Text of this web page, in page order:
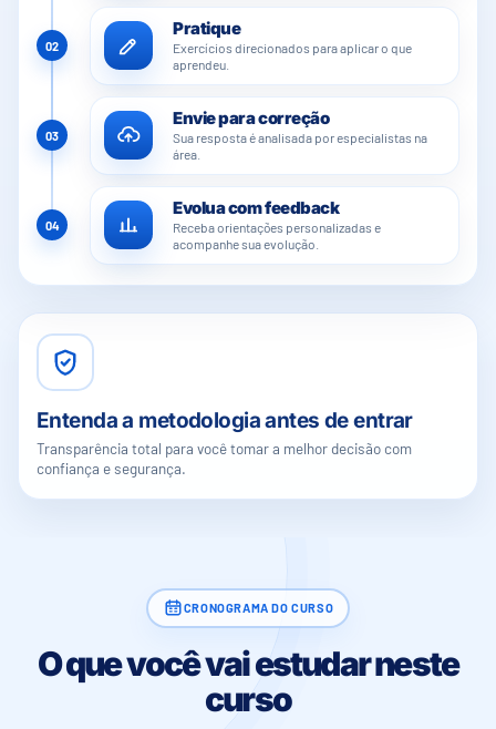
02
Pratique
Exercícios direcionados para aplicar o que
aprendeu.
03
Envie para correção
Sua resposta é analisada por especialistas na
área.
04
Evolua com feedback
Receba orientações personalizadas e
acompanhe sua evolução.
Entenda a metodologia antes de entrar
Transparência total para você tomar a melhor decisão com
confiança e segurança.
CRONOGRAMA DO CURSO
O que você vai estudar neste
curso